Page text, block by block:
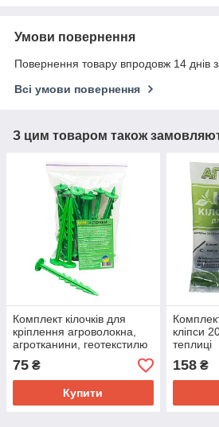
Умови повернення
Повернення товару впродовж 14 днів
Всі умови повернення
З цим товаром також
Комплект кілочків для
кріплення агроволокна,
агротканини, геотекстилю
(20 штук)
75 ₴
Купити
кліпси
теплиці
158₴